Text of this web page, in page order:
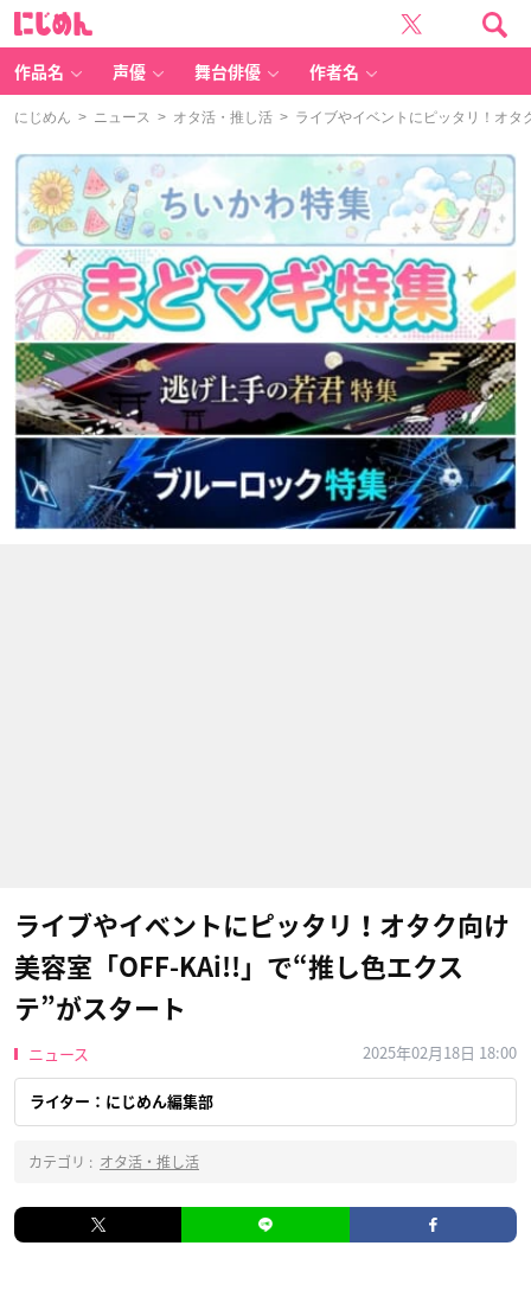
作品名 声優 舞台俳優 作者名
にじめん > ニュース > オタ活・推し活 > ライブやイベントにピッタリ！オタ
ライブやイベントにピッタリ！オタク向け
美容室「OFF-KAi!!」で“推し色エクス
テ”がスタート
ニュース 2025年02月18日 18:00
ライター：にじめん編集部
カテゴリ : オタ活・推し活